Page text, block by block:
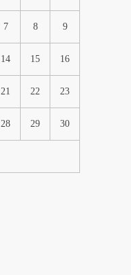
7 8 9
14 15 16
21 22 23
28 29 30